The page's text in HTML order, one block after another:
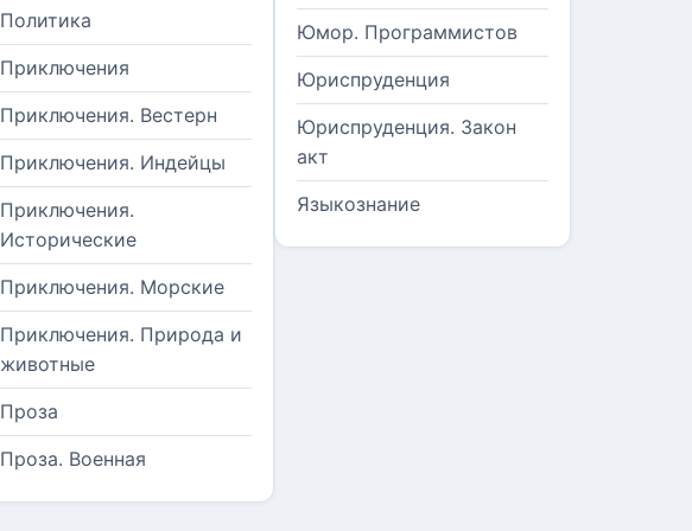
Политика
Приключения
Приключения. Вестерн
Приключения. Индейцы
Приключения.
Исторические
Приключения. Морские
Приключения. Природа и
животные
Проза
Проза. Военная
Юмор. Программистов
Юриспруденция
Юриспруденция. Закон
акт
Языкознание